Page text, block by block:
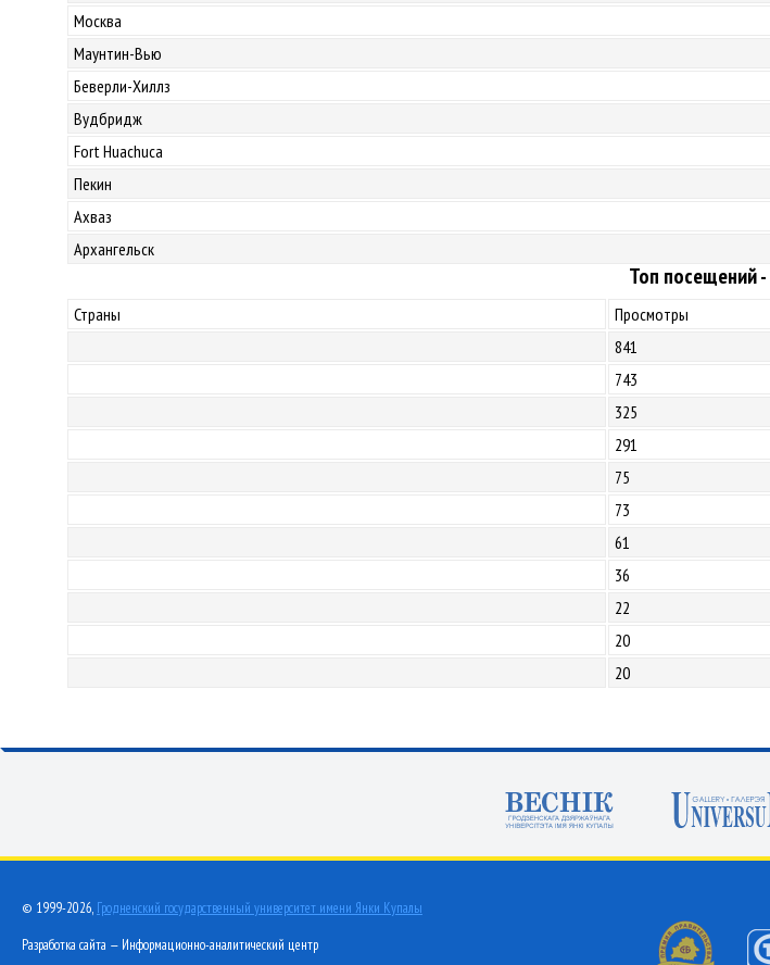
Москва
Маунтин-Вью
Беверли-Хиллз
Вудбридж
Fort Huachuca
Пекин
Ахваз
Архангельск
Топ посещений
Страны
Просмотры
841
743
325
291
75
73
61
36
22
20
20
© 1999-2026, Гродненский государственный университет имени Янки Купалы
Разработка сайта — Информационно-аналитический центр